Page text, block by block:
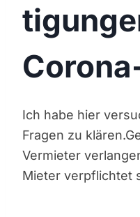
Ich habe hier
Fragen zu
Vermieter
Mieter verpflichtet